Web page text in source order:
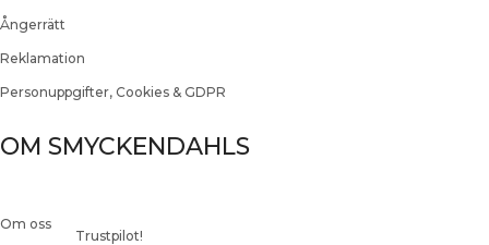
Ångerrätt
Reklamation
Personuppgifter, Cookies & GDPR
OM SMYCKENDAHLS
Om oss
Trustpilot!